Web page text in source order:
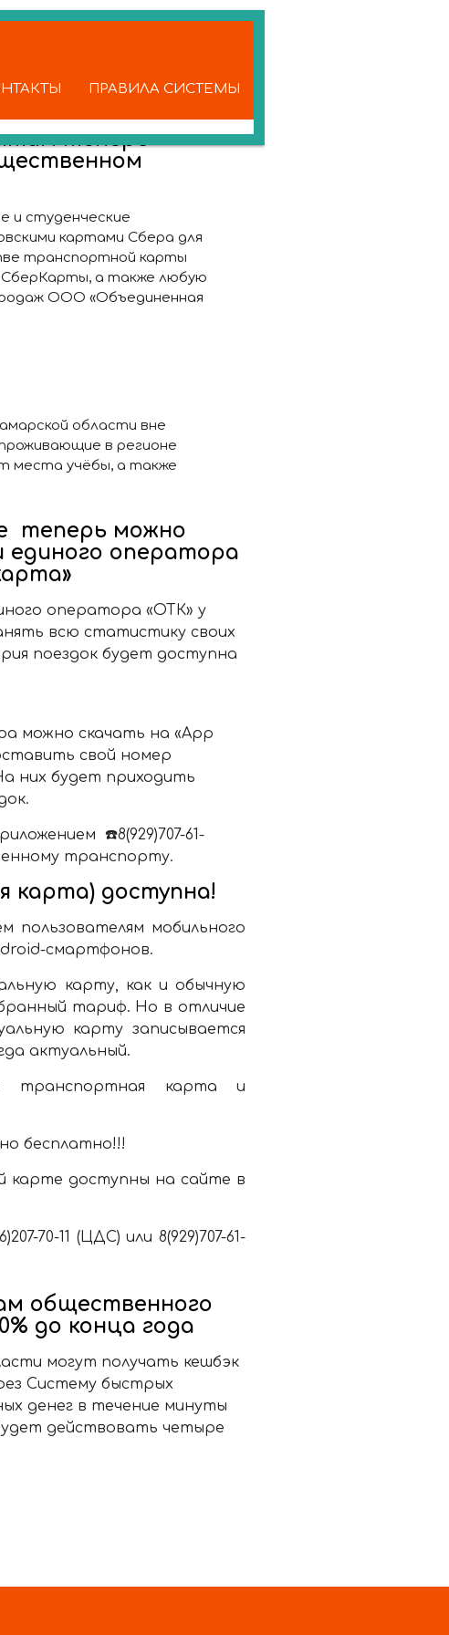
ПРАВИЛА СИСТЕМЫ
теперь
и студенческие
картами Сбера для
транспортной карты
а также любую
ООО «Объединенная
области вне
в регионе
места учёбы, а также
теперь можно
единого оператора
оператора «ОТК» у
всю статистику своих
поездок будет доступна
можно скачать на «App
свой номер
них будет приходить
☎️8(929)707-61-
транспорту.
карта) доступна!
пользователям мобильного
смартфонов.
карту, как и обычную
тариф. Но в отличие
карту записывается
актуальный.
транспортная карта и
бесплатно!!!
карте доступны на сайте в
70-11 (ЦДС) или8(929)707-61-
общественного
до конца года
могут получать кешбэк
Систему быстрых
денег в течение минуты
действовать четыре